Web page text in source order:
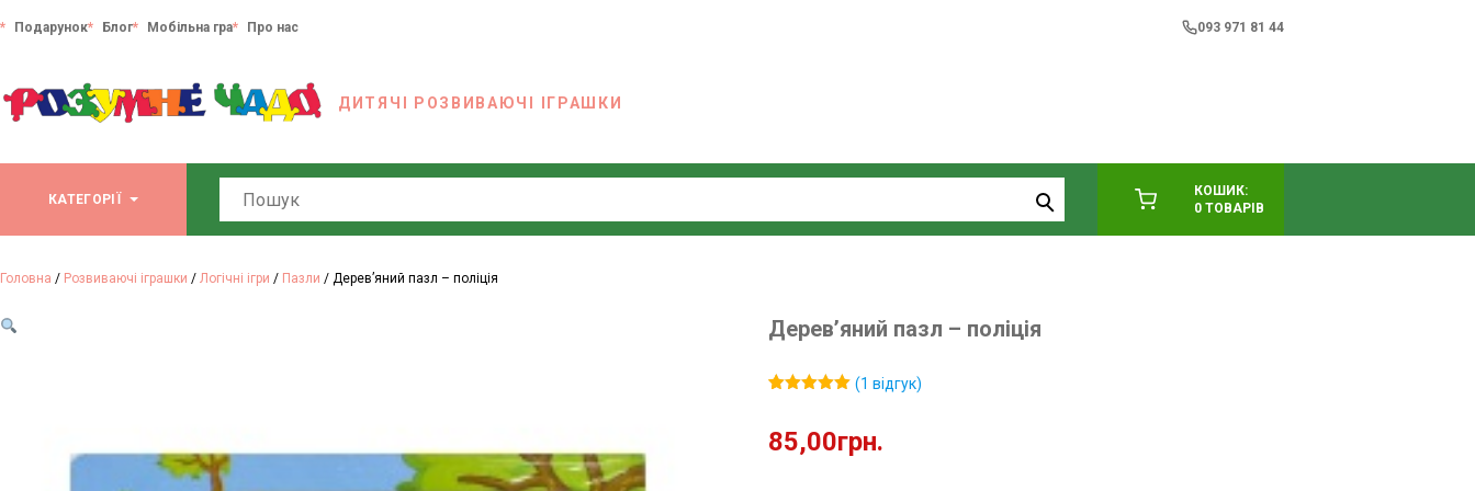
Подарунок Блог Мобільна гра Про нас 093 971 81 44
ДИТЯЧІ РОЗВИВАЮЧІ ІГРАШКИ
КАТЕГОРІЇ
КОШИК:
0 ТОВАРІВ
Головна / Розвиваючі іграшки / Логічні ігри / Пазли / Дерев’яний пазл – поліція
Дерев’яний пазл – поліція
основі
опитування
(1 відгук)
85,00грн.